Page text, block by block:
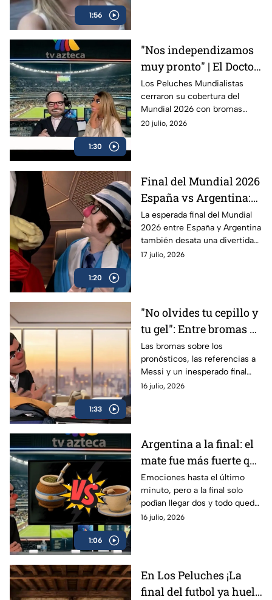
1:56
1:30
"Nos independizamos
muy pronto" | El Doctor
encuentra al culpable
de que México no
festejara con España el
título del Mundial:
Los Peluches Mundialistas
cerraron su cobertura del
Mundial 2026 con bromas
sobre Argentina, España,
20 julio, 2026
1:20
Final del Mundial 2026
España vs Argentina:
Duelo entre reyes, visas
y futbol
La esperada final del Mundial
2026 entre España y Argentina
también desata una divertida
guerra de coronas, bromas
17 julio, 2026
1:33
"No olvides tu cepillo y
tu gel": Entre bromas y
pronósticos fallidos de
Los Peluches
Las bromas sobre los
pronósticos, las referencias a
Messi y un inesperado final
dieron de que hablar Los
16 julio, 2026
1:06
Argentina a la final: el
mate fue más fuerte que
el té inglés, según Los
Peluches
Emociones hasta el último
minuto, pero a la final solo
podían llegar dos y todo quedó
definido: Argentina se medirá
16 julio, 2026
En Los Peluches ¡La
final del futbol ya huele